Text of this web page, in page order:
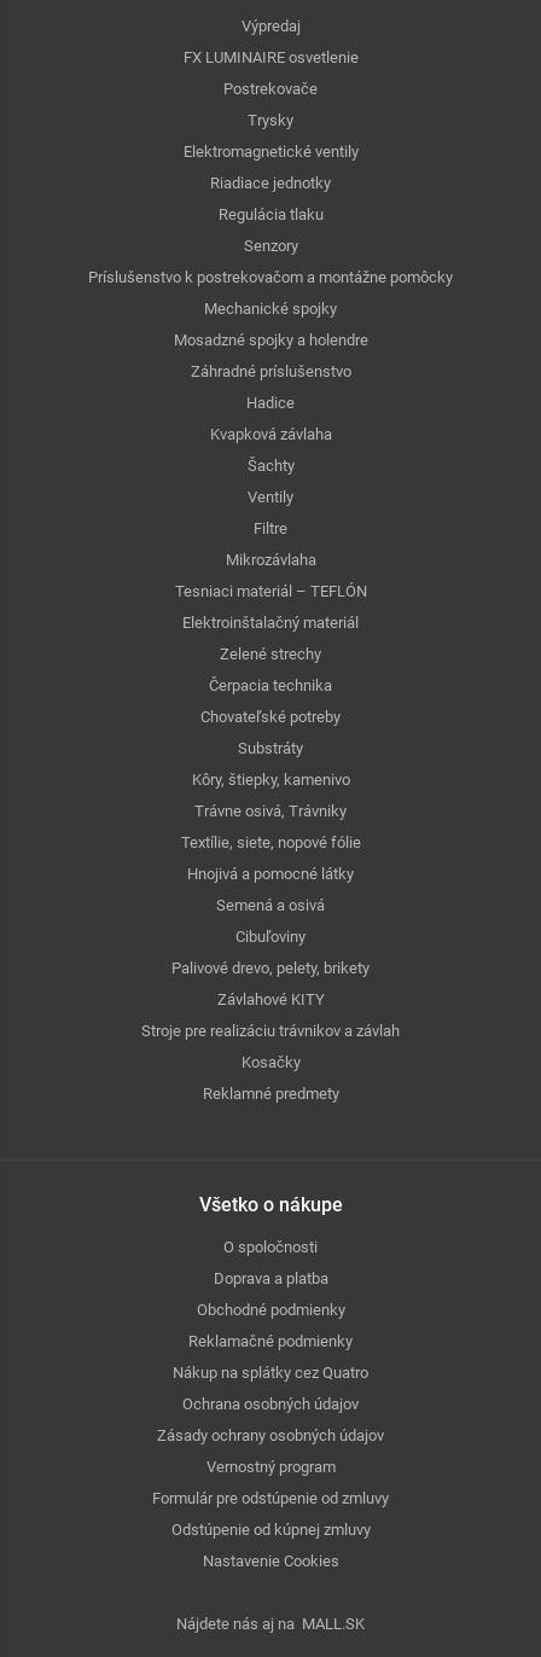
Výpredaj
FX LUMINAIRE osvetlenie
Postrekovače
Trysky
Elektromagnetické ventily
Riadiace jednotky
Regulácia tlaku
Senzory
Príslušenstvo k postrekovačom a montážne pomôcky
Mechanické spojky
Mosadzné spojky a holendre
Záhradné príslušenstvo
Hadice
Kvapková závlaha
Šachty
Ventily
Filtre
Mikrozávlaha
Tesniaci materiál – TEFLÓN
Elektroinštalačný materiál
Zelené strechy
Čerpacia technika
Chovateľské potreby
Substráty
Kôry, štiepky, kamenivo
Trávne osivá, Trávniky
Textílie, siete, nopové fólie
Hnojivá a pomocné látky
Semená a osivá
Cibuľoviny
Palivové drevo, pelety, brikety
Závlahové KITY
Stroje pre realizáciu trávnikov a závlah
Kosačky
Reklamné predmety
Všetko o nákupe
O spoločnosti
Doprava a platba
Obchodné podmienky
Reklamačné podmienky
Nákup na splátky cez Quatro
Ochrana osobných údajov
Zásady ochrany osobných údajov
Vernostný program
Formulár pre odstúpenie od zmluvy
Odstúpenie od kúpnej zmluvy
Nastavenie Cookies
Nájdete nás aj na MALL.SK